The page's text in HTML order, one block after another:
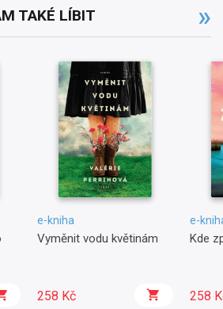
TAKÉ LÍBIT
e-kniha
Vyměnit vodu květinám
258 Kč
e-
Kde
258